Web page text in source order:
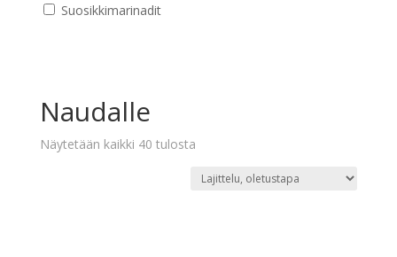
Naudalle
Näytetään kaikki 40 tulosta
Suosikkimarinadit